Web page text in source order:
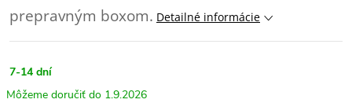
prepravným boxom. Detailné informácie
7-14 dní
1.9.2026